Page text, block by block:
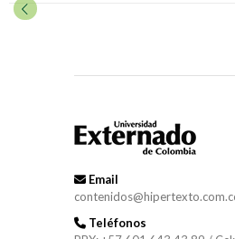
Email
Teléfonos